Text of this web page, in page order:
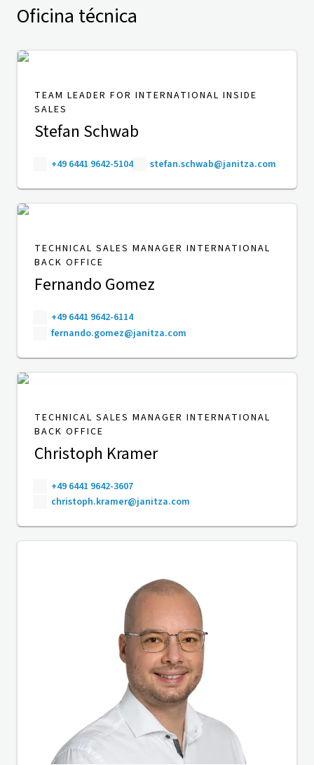
Oficina técnica
TEAM LEADER FOR INTERNATIONAL INSIDE
SALES
Stefan Schwab
+49 6441 9642-5104 stefan.schwab@janitza.com
TECHNICAL SALES MANAGER INTERNATIONAL
BACK OFFICE
Fernando Gomez
+49 6441 9642-6114
fernando.gomez@janitza.com
TECHNICAL SALES MANAGER INTERNATIONAL
BACK OFFICE
Christoph Kramer
+49 6441 9642-3607
christoph.kramer@janitza.com